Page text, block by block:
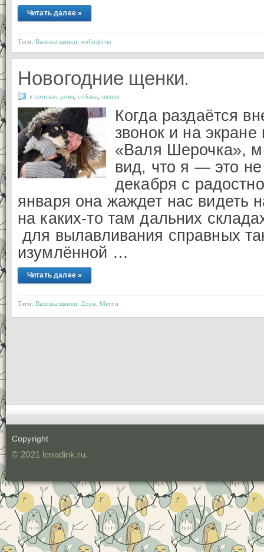
Читать далее »
Теги: Валины щенки,мобифоты
Новогодние щенки.
в поисках дома ,собаки щенки
Когда раздаётся
звонок и на
«Валя Шерочка»,
вид, что я — это
декабря с
января она жаждет нас видеть
на каких-то там дальних
для вылавливания справных
изумлённой …
Читать далее »
Теги: Валины щенки, Дора Мегги
Copyright
© 2021 lenadink.ru.